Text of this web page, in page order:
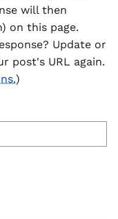
will then
on this page.
Update or
post's URL again.
)